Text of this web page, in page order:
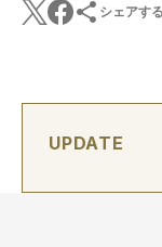
シェアする
UPDATE